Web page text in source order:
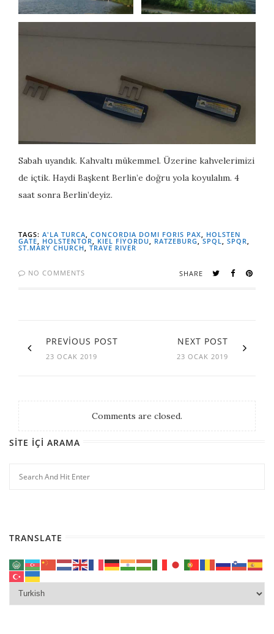
Sabah uyandık. Kahvaltı mükemmel. Üzerine kahvelerimizi
de içtik. Haydi Başkent Berlin’e doğru yola koyulalım. 4
saat sonra Berlin’deyiz.
TAGS: A'LA TURCA CONCORDIA DOMI FORIS PAX HOLSTEN
GATE HOLSTENTOR KIEL FİYORDU RATZEBURG ,SPQL SPQR
ST.MARY CHURCH TRAVE RIVER
NO COMMENTS SHARE
PREVIOUS POST
23 OCAK 2019
NEXT POST
23 OCAK 2019
Comments are closed.
SITE İÇI ARAMA
TRANSLATE